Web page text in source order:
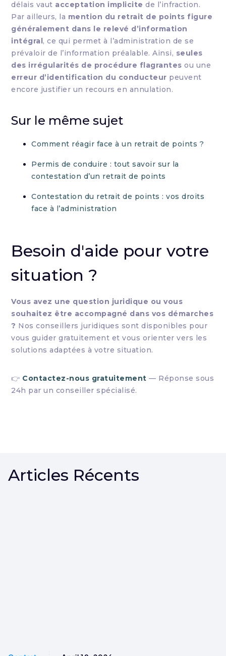
délais vaut acceptation implicite de l’infraction.
Par ailleurs, la mention du retrait de points figure
généralement dans le relevé d’information
intégral, ce qui permet à l’administration de se
prévaloir de l’information préalable. Ainsi, seules
des irrégularités de procédure flagrantes ou une
erreur d’identification du conducteur peuvent
encore justifier un recours en annulation.
Sur le même sujet
Comment réagir face à un retrait de points ?
Permis de conduire : tout savoir sur la
contestation d’un retrait de points
Contestation du retrait de points : vos droits
face à l’administration
Besoin d'aide pour votre
situation ?
Vous avez une question juridique ou vous
souhaitez être accompagné dans vos démarches
? Nos conseillers juridiques sont disponibles pour
vous guider gratuitement et vous orienter vers les
solutions adaptées à votre situation.
👉 Contactez-nous gratuitement — Réponse sous
24h par un conseiller spécialisé.
Articles Récents